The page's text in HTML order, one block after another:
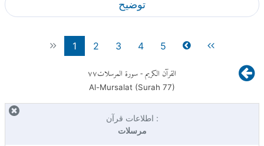
توضیح
1 2 3 4 5
القرآن الكريم- سورة المرسلات٧٧
Al-Mursalat (Surah 77)
اطلاعات قرآن :
مرسلات